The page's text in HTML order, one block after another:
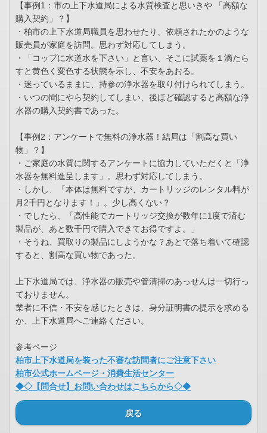
【事例1：市の上下水道局による水質検査と思いきや 「高額な
購入契約」？】
・柏市の上下水道局職員を思わせたり、依頼されたかのような
販売員が家庭を訪問。思わず対応してしまう。
・「コップに水道水を下さい」と言い、そこに試薬を１滴たら
すと黄色く変色する状態を示し、不安をあおる。
・迷っているままに、持参の浄水器を取り付けられてしまう。
・いつの間にやら契約してしまい、後ほど確認すると高額な浄
水器の購入契約書であった。
【事例2：アンケートで無料の浄水器！結局は「割高な買い
物」？】
・ご家庭の水質に関するアンケートに協力していただくと「浄
水器を無料進呈します」。思わず対応してしまう。
・しかし、「本体は無料ですが、カートリッジのレンタル料が
月2千円となります！」。少し高くない？
・でしたら、「高性能でカートリッジ交換が数年に1度で済む
製品が、あと数千円で購入できてお得ですよ。」
・そうね、買取りの製品にしようかな？あとで落ち着いて確認
すると、割高な買い物であった。
上下水道局では、浄水器の販売や管清掃のあっせんは一切行っ
ておりません。
業者に不信・不安を感じたときは、身分証明書の提示を求める
か、上下水道局へご連絡ください。
参考ページ
柏市上下水道局を装った不審な訪問者にご注意下さい
柏市公式ホームページ・消費生活センター
◆◇【問合せ】お問い合わせはこちらから◇◆
戻る